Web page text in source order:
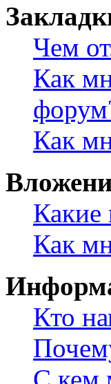
Чем
Как
Как
Какие
Как
Кто